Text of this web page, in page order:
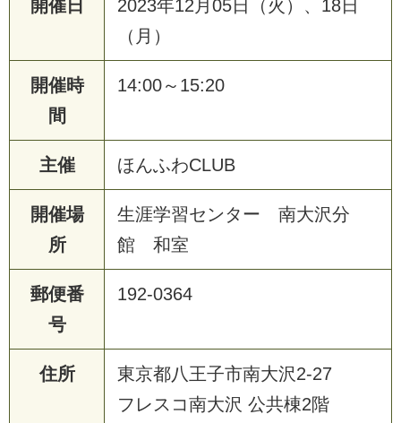
開催日
2023年12月05日（火）、18日
（月）
開催時
間
14:00～15:20
主催 ほんふわCLUB
開催場
所
生涯学習センター 南大沢分
館 和室
郵便番
号
192-0364
住所
東京都八王子市南大沢2-27
フレスコ南大沢 公共棟2階